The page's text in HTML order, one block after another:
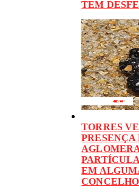
TEM
TORRES
PRESENÇA
EM
CONCELHO